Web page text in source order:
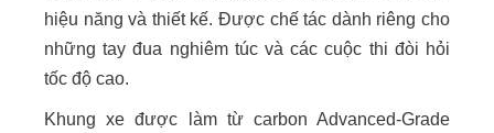
hiệu năng và thiết kế. Được chế tác dành riêng cho
những tay đua nghiêm túc và các cuộc thi đòi hỏi
tốc độ cao.
Khung xe được làm từ carbon Advanced-Grade